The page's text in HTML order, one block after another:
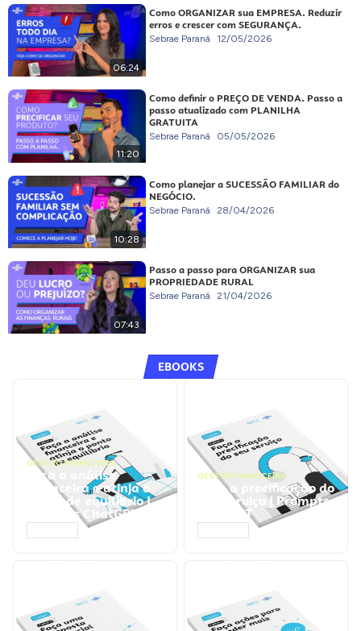
06:24
Como ORGANIZAR sua EMPRESA. Reduzir
erros e crescer com SEGURANÇA.
Sebrae Paraná 12/05/2026
11:20
Como definir o PREÇO DE VENDA. Passo a
passo atualizado com PLANILHA
GRATUITA
Sebrae Paraná 05/05/2026
10:28
Como planejar a SUCESSÃO FAMILIAR do
NEGÓCIO.
Sebrae Paraná 28/04/2026
07:43
Passo a passo para ORGANIZAR sua
PROPRIEDADE RURAL
Sebrae Paraná 21/04/2026
EBOOKS
GESTÃO FINANCEIRA
Faça a análise
financeira e atinja o
ponto de equilíbrio |
Prompts ChatGPT
GESTÃO FINANCEIRA
Faça a precificação do
seu serviço | Prompts
ChatGPT